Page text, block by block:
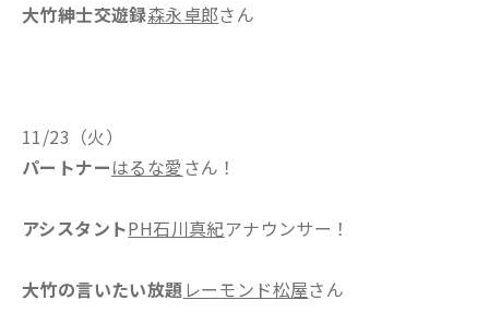
大竹紳士交遊録森永卓郎さん
11/23（火）
パートナーはるな愛 さん！
アシスタントPH石川真紀アナウンサー！
大竹の言いたい放題レーモンド松屋さん